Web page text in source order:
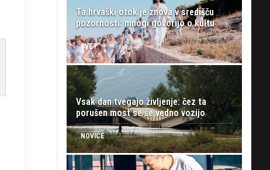
Ta hrvaški otok je znova v središču
pozornosti: mnogi govorijo o kultu
SVET
Vsak dan tvegajo življenje: čez ta
porušen most se še vedno vozijo
NOVICE